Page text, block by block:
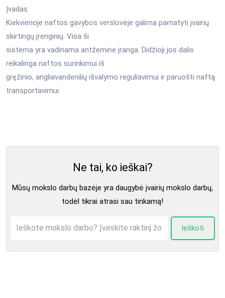
Įvadas
Kiekvienoje naftos gavybos verslovėje galima pamatyti įvairių
skirtingų įrenginių. Visa ši
sistema yra vadinama antžemine įranga. Didžioji jos dalis
reikalinga naftos surinkimui iš
gręžinio, angliavandenilių išvalymo reguliavimui ir paruošti naftą
transportavimui.
Ne tai, ko ieškai?
Mūsų mokslo darbų bazėje yra daugybė įvairių mokslo darbų,
todėl tikrai atrasi sau tinkamą!
Ieškoti